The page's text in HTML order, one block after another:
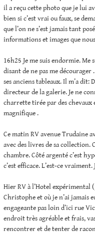
il a reçu cette photo que je lui
bien si c’est vrai ou faux, se
que l’on ne s’est jamais tant
informations et images que
16h25 Je me suis endormie.
disant de ne pas me
ses anciens tableaux. Il m’a dit:
directeur de la galerie. Je ne
charrette tirée par des chevaux
magnifique .
Ce matin RV avenue Trudaine
avec des livres de sa collection.
chambre. Côté argenté c’est
c’est efficace. L’est-ce vraiment.
Hier RV à l’Hotel expérimental (
Christophe et où je n’ai jamais
engageante pas loin d’ici rue
endroit très agréable et frais,
rencontrer et de tenter de